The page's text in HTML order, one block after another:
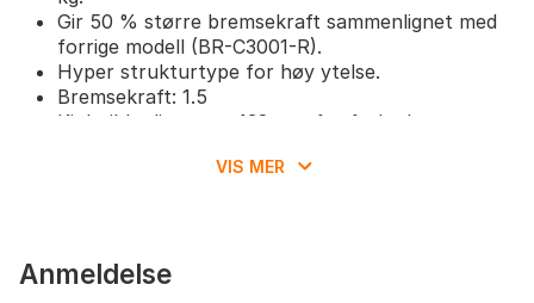
Gir 50 % større bremsekraft sammenlignet med
forrige modell (BR-C3001-R).
Hyper strukturtype for høy ytelse.
Bremsekraft: 1.5
Kjøleribbediameter: 138 mm for forbedret
Varmeavledning: 1.4VIS MER
Anmeldelse